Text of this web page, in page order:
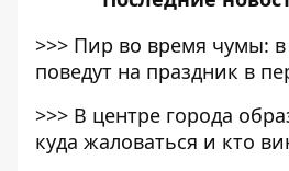
>>> Пир во время чумы: в
поведут на праздник в
>>> В центре города
куда жаловаться и кто